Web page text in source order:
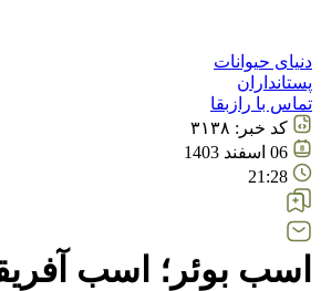
دنیای حیوانات
پستانداران
تماس با رازبقا
کد خبر: ۳۱۳۸
06 اسفند 1403
21:28
اسب بوئر؛ اسب